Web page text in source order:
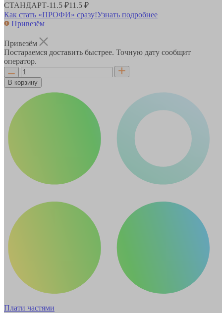
СТАНДАРТ-11.5 ₽11.5 ₽
Как стать «ПРОФИ» сразу!Узнать подробнее
Привезём
Привезём
Постараемся доставить быстрее. Точную дату сообщит
оператор.
В корзину
Плати частями